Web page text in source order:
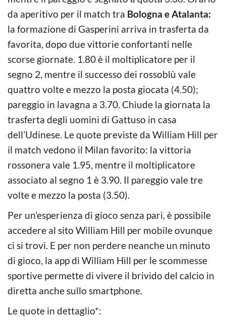
da aperitivo per il match tra Bologna e Atalanta:
la formazione di Gasperini arriva in trasferta da
favorita, dopo due vittorie confortanti nelle
scorse giornate. 1.80 è il moltiplicatore per il
segno 2, mentre il successo dei rossoblù vale
quattro volte e mezzo la posta giocata (4.50);
pareggio in lavagna a 3.70. Chiude la giornata la
trasferta degli uomini di Gattuso in casa
dell’Udinese. Le quote previste da William Hill per
il match vedono il Milan favorito: la vittoria
rossonera vale 1.95, mentre il moltiplicatore
associato al segno 1 è 3.90. Il pareggio vale tre
volte e mezzo la posta (3.50).
Per un’esperienza di gioco senza pari, è possibile
accedere al sito William Hill per mobile ovunque
ci si trovi. E per non perdere neanche un minuto
di gioco, la app di William Hill per le scommesse
sportive permette di vivere il brivido del calcio in
diretta anche sullo smartphone.
Le quote in dettaglio*: